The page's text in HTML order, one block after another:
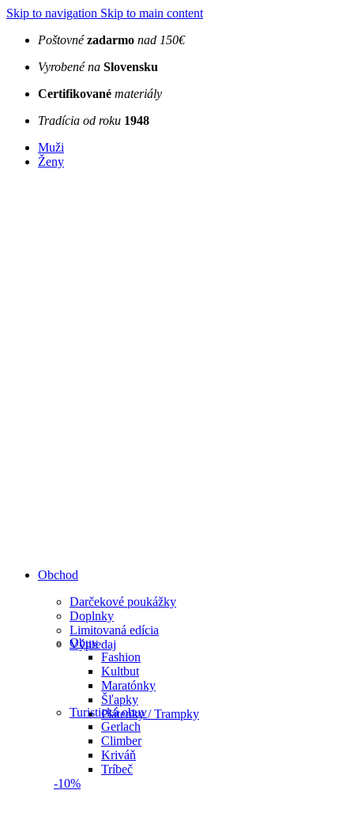
Skip to navigation Skip to main content
Poštovnézadarmo nad 150€
Vyrobené na Slovensku
Certifikované materiály
Tradícia od roku 1948
Muži
Ženy
Obchod
Darčekové poukážky
Doplnky
Limitovaná edícia
Výpredaj
Obuv
Fashion
Kultbut
Maratónky
Šľapky
Plátenky / Trampky
Turistická obuv
Gerlach
Climber
Kriváň
Tríbeč
-10%